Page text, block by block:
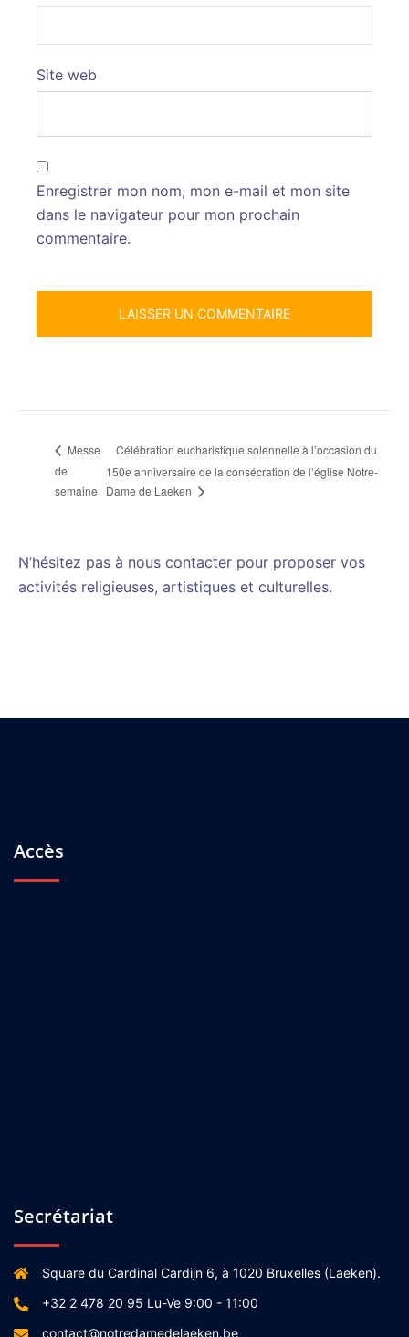
Site web
Enregistrer mon nom, mon e-mail et mon site
dans le navigateur pour mon prochain
commentaire.
Messe
de
semaine
Célébration eucharistique solennelle à l’occasion du
150e anniversaire de la consécration de l’église Notre-
Dame de Laeken
N’hésitez pas à nous contacter pour proposer vos
activités religieuses, artistiques et culturelles.
Accès
Secrétariat
Square du Cardinal Cardijn 6, à 1020 Bruxelles (Laeken).
+32 2 478 20 95 Lu-Ve 9:00 - 11:00
contact@notredamedelaeken.be